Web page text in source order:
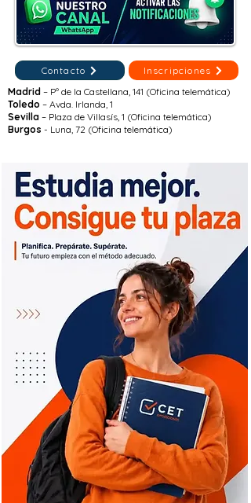
Contacto
Inscripciones
Madrid – Pº de la Castellana, 141 (Oficina telemática)
Toledo – Avda. Irlanda, 1
Sevilla – Plaza de Villasís, 1 (Oficina telemática)
Burgos - Luna, 72 (Oficina telemática)